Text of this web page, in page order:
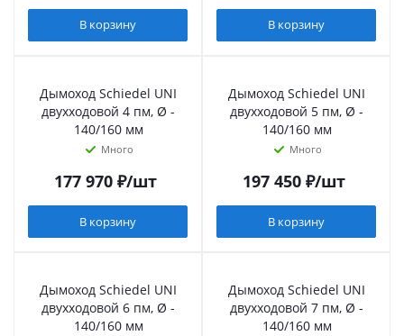
В корзину В корзину
Дымоход Schiedel UNI
двухходовой 4 пм, Ø -
140/160 мм
Много
177 970₽/шт
В корзину
Дымоход Schiedel UNI
двухходовой 5 пм, Ø -
140/160 мм
Много
197 450₽/шт
В корзину
Дымоход Schiedel UNI
двухходовой 6 пм, Ø -
140/160 мм
Дымоход Schiedel UNI
двухходовой 7 пм, Ø -
140/160 мм